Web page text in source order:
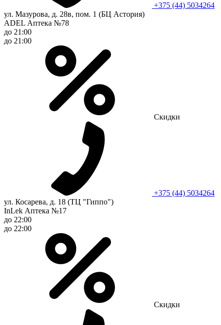
+375 (44) 5034264
ул. Мазурова, д. 28в, пом. 1 (БЦ Астория)
ADEL Аптека №78
до 21:00
до 21:00
Скидки
+375 (44) 5034264
ул. Косарева, д. 18 (ТЦ "Гиппо")
InLek Аптека №17
до 22:00
до 22:00
Скидки